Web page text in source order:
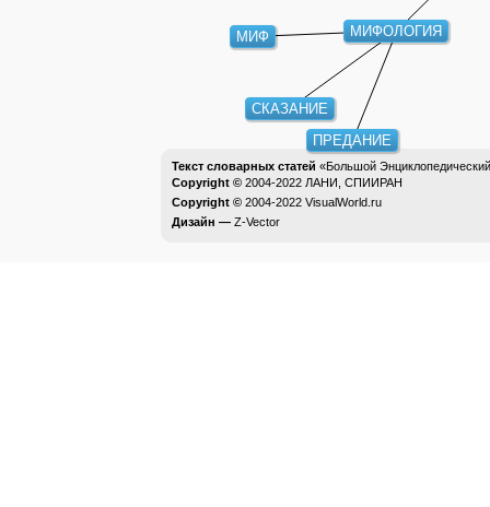
МИФОЛОГИЯ
СКАЗАНИЕ
МИФ
ПРЕДАНИЕ
Текст словарных статей «Большой
Copyright © 2004-2022 ЛАНИ, СПИИРАН
Copyright © 2004-2022 VisualWorld.ru
Дизайн — Z-Vector